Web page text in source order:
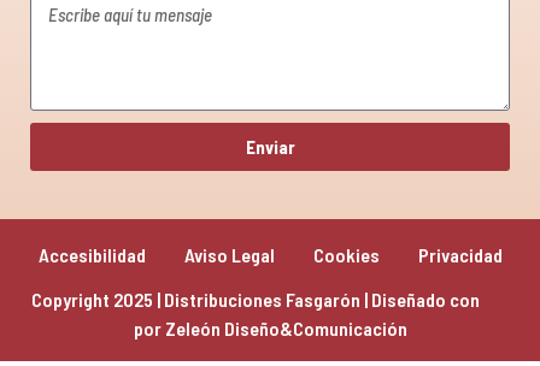
Enviar
Copyright 2025 | Distribuciones Fasgarón | Diseñado con
por Zeleón Diseño&Comunicación
Accesibilidad Aviso Legal Cookies Privacidad